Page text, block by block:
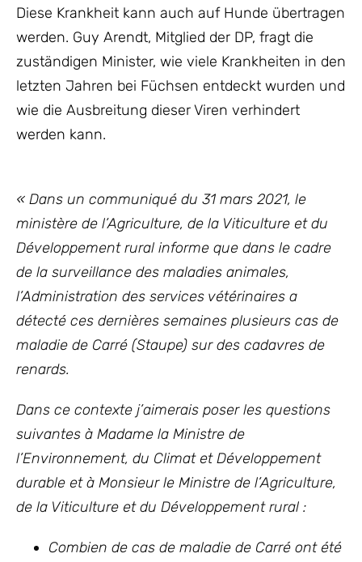
Diese Krankheit kann auch auf Hunde übertragen
werden. Guy Arendt, Mitglied der DP, fragt die
zuständigen Minister, wie viele Krankheiten in den
letzten Jahren bei Füchsen entdeckt wurden und
wie die Ausbreitung dieser Viren verhindert
werden kann.
« Dans un communiqué du 31 mars 2021, le
ministère de l’Agriculture, de la Viticulture et du
Développement rural informe que dans le cadre
de la surveillance des maladies animales,
l’Administration des services vétérinaires a
détecté ces dernières semaines plusieurs cas de
maladie de Carré (Staupe) sur des cadavres de
renards.
Dans ce contexte j’aimerais poser les questions
suivantes à Madame la Ministre de
l’Environnement, du Climat et Développement
durable et à Monsieur le Ministre de l’Agriculture,
de la Viticulture et du Développement rural :
Combien de cas de maladie de Carré ont été